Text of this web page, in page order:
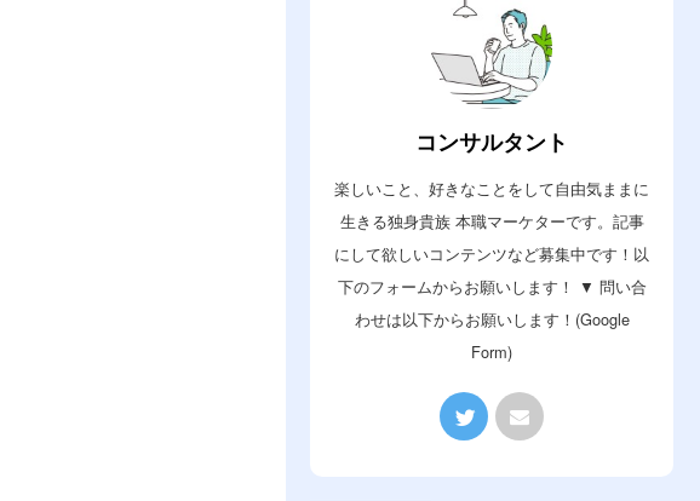
コンサルタント
楽しいこと、好きなことをして自由気ままに
生きる独身貴族 本職マーケターです。記事
にして欲しいコンテンツなど募集中です！以
下のフォームからお願いします！ ▼ 問い合
わせは以下からお願いします！(Google
Form)